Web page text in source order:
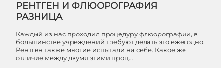
РЕНТГЕН И ФЛЮОРОГРАФИЯ
РАЗНИЦА
Каждый из нас проходил процедуру флюорографии, в
большинстве учреждений требуют делать это ежегодно.
Рентген также многие испытали на себе. Какое же
отличие между двумя этими проц…